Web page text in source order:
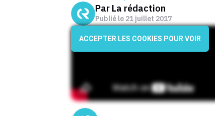
Par La rédaction
Publié le 21 juillet 2017
ACCEPTER LES COOKIES POUR VOIR